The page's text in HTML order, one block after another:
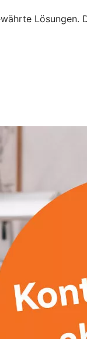
Lösungen.